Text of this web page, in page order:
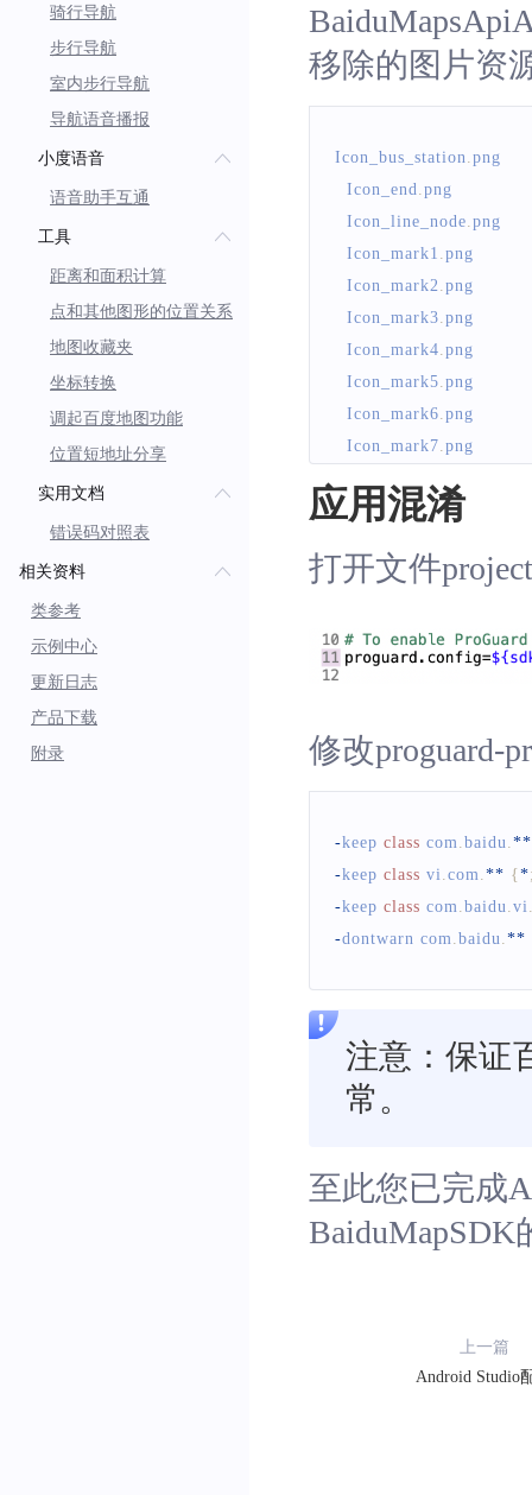
骑行导航
步行导航
室内步行导航
导航语音播报
小度语音
语音助手互通
工具
距离和面积计算
点和其他图形的位置关系
地图收藏夹
坐标转换
调起百度地图功能
位置短地址分享
实用文档
错误码对照表
相关资料
类参考
示例中心
更新日志
产品下载
附录
移除的图片资
Icon_bus_station png
Icon_end png
Icon_line_node png
Icon_mark1 png
Icon_mark2 png
Icon_mark3 png
Icon_mark4 png
Icon_mark5 png
Icon_mark6 png
Icon_mark7 png
Icon_mark9.png
Icon_road_nofocus .png
Icon_start.png
Icon_subway_station
应用混淆
打开文件
修改proguard-
-keep class com.baidu.**
-keep class vi.com.** { *
-keep class com.baidu.vi
-dontwarn com.baidu.**
注意：保证
常。
至此您已完成
上一篇
Android Studio